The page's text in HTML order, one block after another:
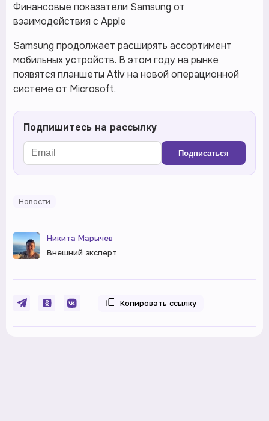
Финансовые показатели Samsung от
взаимодействия с Apple
Samsung продолжает расширять ассортимент
мобильных устройств. В этом году на рынке
появятся планшеты Ativ на новой операционной
системе от Microsoft.
Подпишитесь на рассылку
Подписаться
Новости
Никита Марычев
Внешний эксперт
Копировать ссылку